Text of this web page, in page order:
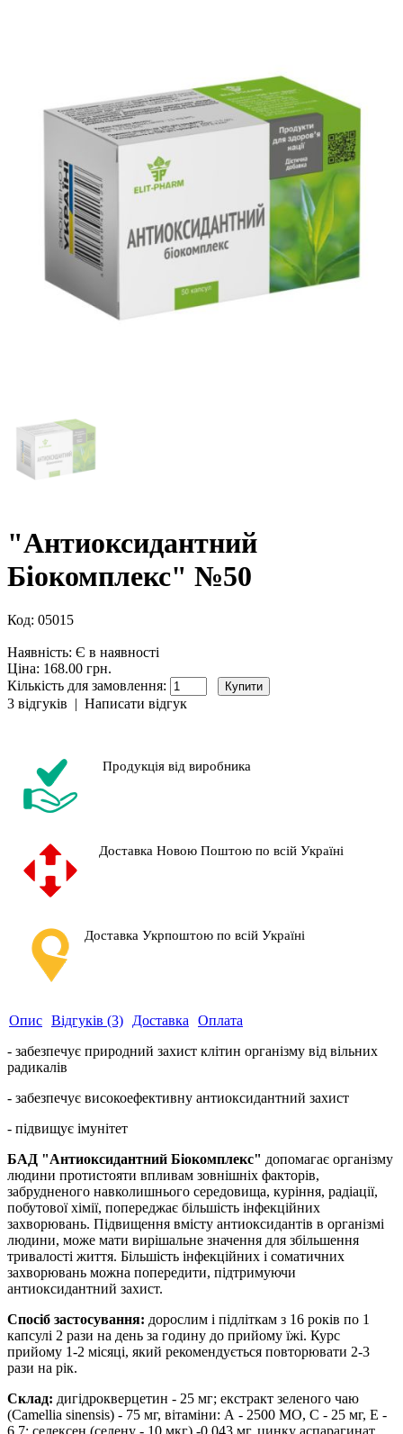
"Антиоксидантний
Біокомплекс" №50
Код: 05015
Наявність: Є в наявності
Ціна: 168.00 грн.
Кількість для замовлення:
3 відгуків | Написати відгук
Продукція від виробника
Доставка Новою Поштою по всій Україні
Доставка Укрпоштою по всій Україні
Опис Відгуків (3) Доставка
Оплата
- забезпечує природний захист клітин організму від вільних
радикалів
- забезпечує високоефективну антиоксидантний захист
- підвищує імунітет
БАД "Антиоксидантний Біокомплекс" допомагає організму
людини протистояти впливам зовнішніх факторів,
забрудненого навколишнього середовища, куріння, радіації,
побутової хімії, попереджає більшість інфекційних
захворювань. Підвищення вмісту антиоксидантів в організмі
людини, може мати вирішальне значення для збільшення
тривалості життя. Більшість інфекційних і соматичних
захворювань можна попередити, підтримуючи
антиоксидантний захист.
Спосіб застосування: дорослим і підліткам з 16 років по 1
капсулі 2 рази на день за годину до прийому їжі. Курс
прийому 1-2 місяці, який рекомендується повторювати 2-3
рази на рік.
Склад: дигідрокверцетин - 25 мг; екстракт зеленого чаю
(Сamellia sinensis) - 75 мг, вітаміни: А - 2500 МО, С - 25 мг, Е -